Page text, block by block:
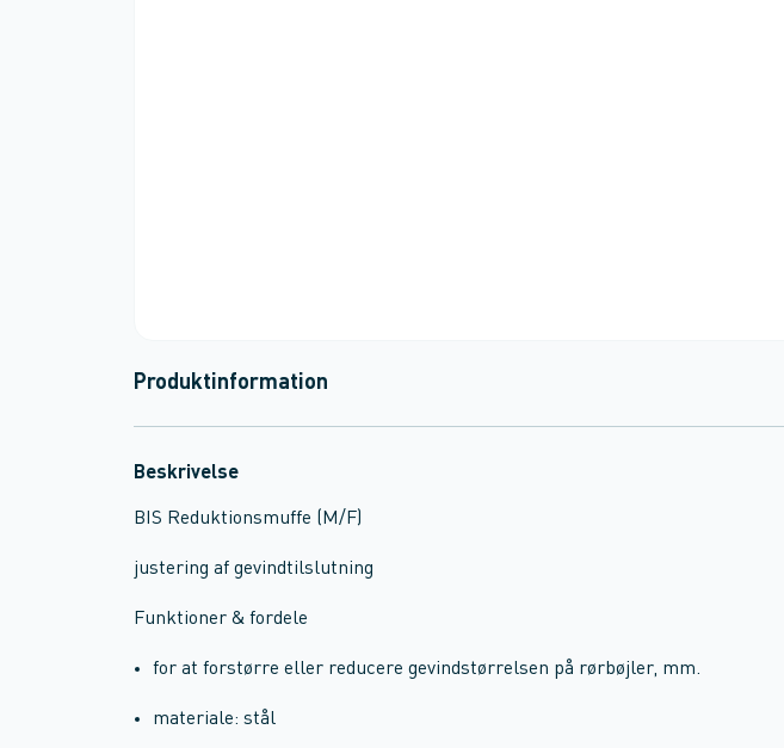
Produktinformation
Beskrivelse
BIS Reduktionsmuffe (M/F)
justering af gevindtilslutning
Funktioner & fordele
for at forstørre eller reducere gevindstørrelsen på rørbøjler, mm.
materiale: stål